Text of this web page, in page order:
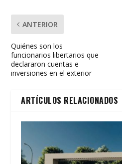
ANTERIOR
Quiénes son los
funcionarios libertarios que
declararon cuentas e
inversiones en el exterior
ARTÍCULOS RELACIONADOS